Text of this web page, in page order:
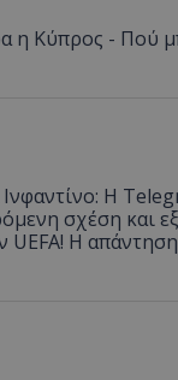
η Κύπρος - Πού
Η
σχέση και
Η απάντηση